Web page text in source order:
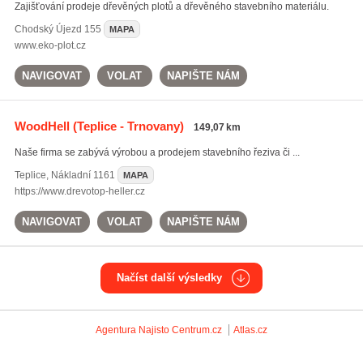
Zajišťování prodeje dřevěných plotů a dřevěného stavebního materiálu.
Chodský Újezd 155 MAPA
www.eko-plot.cz
NAVIGOVAT VOLAT NAPIŠTE NÁM
WoodHell(Teplice - Trnovany) 149,07 km
Naše firma se zabývá výrobou a prodejem stavebního řeziva či ...
Teplice, Nákladní 1161 MAPA
https://www.drevotop-heller.cz
NAVIGOVAT VOLAT NAPIŠTE NÁM
Načíst další výsledky
Agentura Najisto Centrum.cz Atlas.cz